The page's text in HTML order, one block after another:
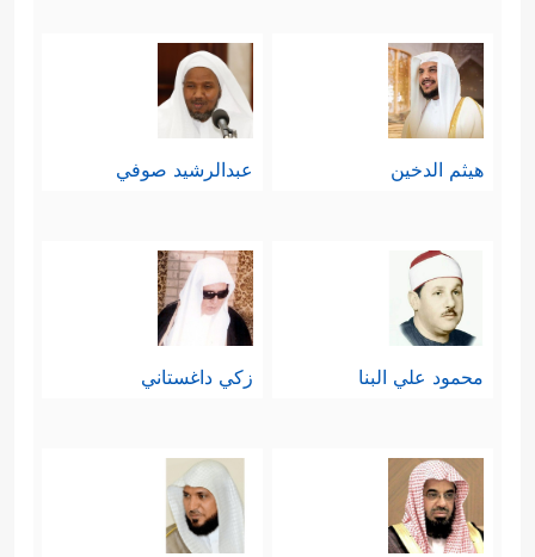
هيثم الدخين عبدالرشيد صوفي
محمود علي البنا زكي داغستاني